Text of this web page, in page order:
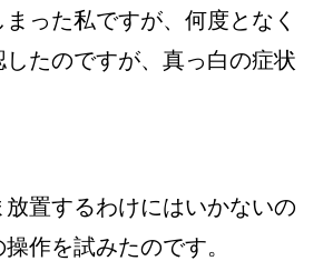
った私ですが、何度となく
たのですが、真っ白の症状
置するわけにはいかないの
作を試みたのです。